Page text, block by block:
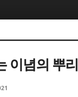
이념의 뿌리
5
5